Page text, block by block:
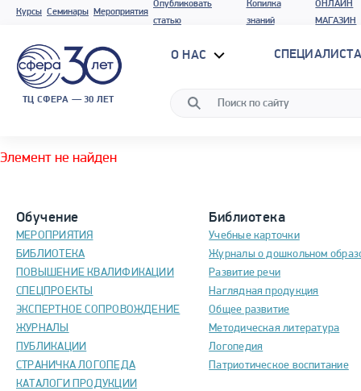
Курсы Семинары Мероприятия
Опубликовать
статью
Копилка
знаний
ОНЛАЙН
МАГАЗИН
ТЦ СФЕРА — 30 ЛЕТ
О НАС
Элемент не найден
Обучение
МЕРОПРИЯТИЯ
БИБЛИОТЕКА
ПОВЫШЕНИЕ КВАЛИФИКАЦИИ
СПЕЦПРОЕКТЫ
ЭКСПЕРТНОЕ СОПРОВОЖДЕНИЕ
ЖУРНАЛЫ
ПУБЛИКАЦИИ
СТРАНИЧКА ЛОГОПЕДА
КАТАЛОГИ ПРОДУКЦИИ
Библиотека
Учебные карточки
Журналы о дошкольном
Развитие речи
Наглядная продукция
Общее развитие
Методическая литература
Логопедия
Патриотическое воспитание